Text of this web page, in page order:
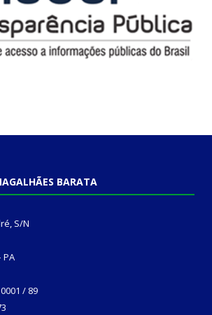
BARATA
S/N
PA
0001 / 89